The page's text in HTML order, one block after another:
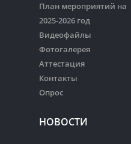
План мероприятий на
2025-2026 год
Видеофайлы
Фотогалерея
Аттестация
Контакты
Опрос
НОВОСТИ